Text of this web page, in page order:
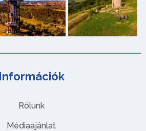
Információk
Rólunk
Médiaajánlat